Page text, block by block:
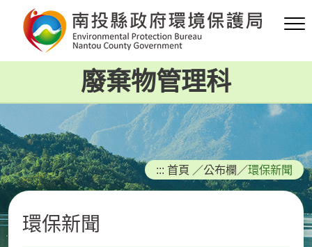
要
容
區
塊
廢棄物管理科
::: 首頁 ／公布欄 ／環保新聞
環保新聞